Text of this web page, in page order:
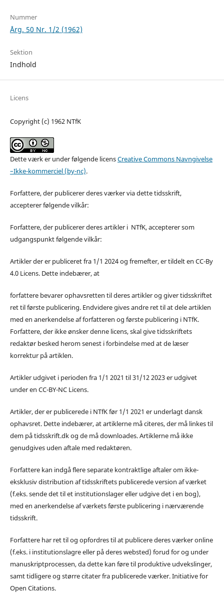
Nummer
Årg. 50 Nr. 1/2 (1962)
Sektion
Indhold
Licens
Copyright (c) 1962 NTfK
Dette værk er under følgende licensCreative Commons Navngivelse
–Ikke-kommerciel (by-nc).
Forfattere, der publicerer deres værker via dette tidsskrift,
accepterer følgende vilkår:
Forfattere, der publicerer deres artikler i NTfK, accepterer som
udgangspunkt følgende vilkår:
Artikler der er publiceret fra 1/1 2024 og fremefter, er tildelt en CC-By
4.0 Licens. Dette indebærer, at
forfattere bevarer ophavsretten til deres artikler og giver tidsskriftet
ret til første publicering. Endvidere gives andre ret til at dele artiklen
med en anerkendelse af forfatteren og første publicering i NTfK.
Forfattere, der ikke ønsker denne licens, skal give tidsskriftets
redaktør besked herom senest i forbindelse med at de læser
korrektur på artiklen.
Artikler udgivet i perioden fra 1/1 2021 til 31/12 2023 er udgivet
under en CC-BY-NC Licens.
Artikler, der er publicerede i NTfK før 1/1 2021 er underlagt dansk
ophavsret. Dette indebærer, at artiklerne må citeres, der må linkes til
dem på tidsskrift.dk og de må downloades. Artiklerne må ikke
genudgives uden aftale med redaktøren.
Forfattere kan indgå flere separate kontraktlige aftaler om ikke-
eksklusiv distribution af tidsskriftets publicerede version af værket
(f.eks. sende det til et institutionslager eller udgive det i en bog),
med en anerkendelse af værkets første publicering i nærværende
tidsskrift.
Forfattere har ret til og opfordres til at publicere deres værker online
(f.eks. i institutionslagre eller på deres websted) forud for og under
manuskriptprocessen, da dette kan føre til produktive udvekslinger,
samt tidligere og større citater fra publicerede værker. Initiative for
Open Citations.